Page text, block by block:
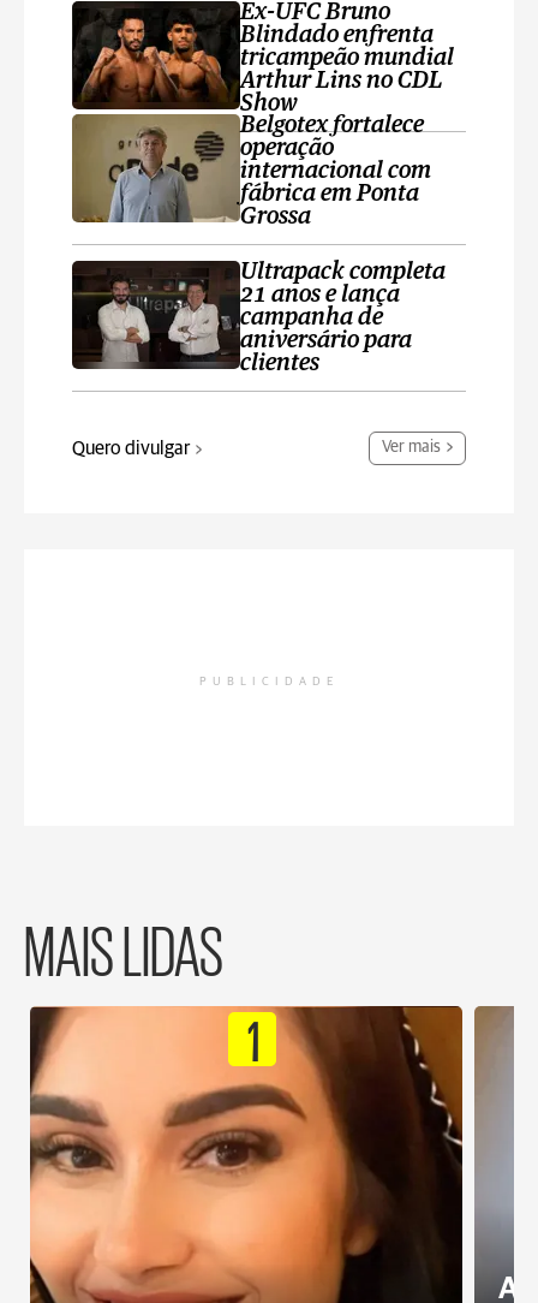
Ex-UFC Bruno
Blindado enfrenta
tricampeão mundial
Arthur Lins no CDL
Show
Belgotex fortalece
operação
internacional com
fábrica em Ponta
Grossa
Ultrapack completa
21 anos e lança
campanha de
aniversário para
clientes
Quero divulgar Ver mais
PUBLICIDADE
MAIS LIDAS
1